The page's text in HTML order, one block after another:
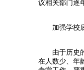
议相关部门逐
加强学校后
由于历史的
在人数少、年